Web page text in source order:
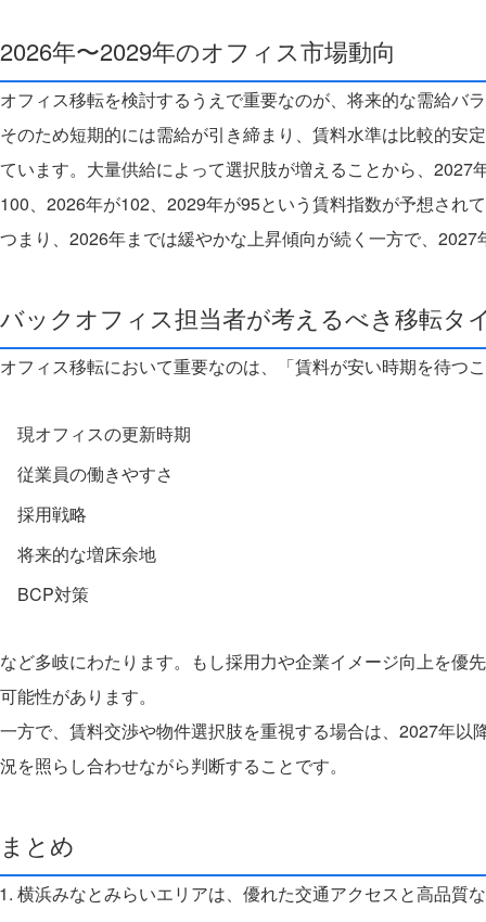
2026年〜2029年のオフィス市場動向
オフィス移転を検討するうえで重要なのが、将来的な需給バ
そのため短期的には需給が引き締まり、賃料水準は比較的安
ています。 大量供給によって選択肢が増えることから、
100、2026年が102、2029年が95という賃料指数が予想され
つまり、2026年までは緩やかな上昇傾向が続く一方で、
バックオフィス担当者が考えるべき移転タ
オフィス移転において重要なのは、「賃料が安い時期を待つ
現オフィスの更新時期
従業員の働きやすさ
採用戦略
将来的な増床余地
BCP対策
など多岐にわたります。
もし採用力や企業イメージ向上を優
可能性があります。
一方で、賃料交渉や物件選択肢を重視する場合は、2027年以
況を照らし合わせながら判断することです。
まとめ
横浜みなとみらいエリアは、優れた交通アクセスと高品質